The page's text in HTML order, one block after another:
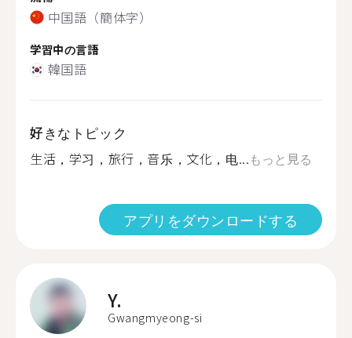
中国語（簡体字）
学習中の言語
韓国語
好きなトピック
生活，学习，旅行，音乐，文化，电...もっと見る
アプリをダウンロードする
Y.
Gwangmyeong-si